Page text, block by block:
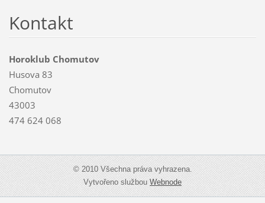
Kontakt
Horoklub Chomutov
Husova 83
Chomutov
43003
474 624 068
© 2010 Všechna práva vyhrazena.
Vytvořeno službouWebnode